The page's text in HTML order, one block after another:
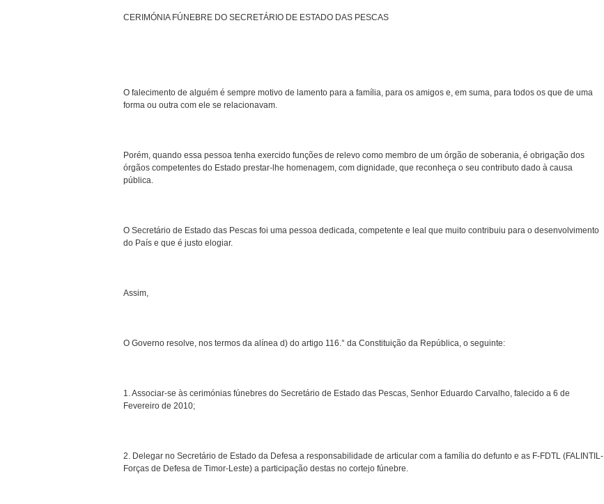
CERIMÓNIA FÚNEBRE DO SECRETÁRIO DE ESTADO DAS PESCAS
O falecimento de alguém é sempre motivo de lamento para a família, para os amigos e, em suma, para todos os que de uma
forma ou outra com ele se relacionavam.
Porém, quando essa pessoa tenha exercido funções de relevo como membro de um órgão de soberania, é obrigação dos
órgãos competentes do Estado prestar-lhe homenagem, com dignidade, que reconheça o seu contributo dado à causa
pública.
O Secretário de Estado das Pescas foi uma pessoa dedicada, competente e leal que muito contribuiu para o desenvolvimento
do País e que é justo elogiar.
Assim,
O Governo resolve, nos termos da alínea d) do artigo 116.° da Constituição da República, o seguinte:
1. Associar-se às cerimónias fúnebres do Secretário de Estado das Pescas, Senhor Eduardo Carvalho, falecido a 6 de
Fevereiro de 2010;
2. Delegar no Secretário de Estado da Defesa a responsabilidade de articular com a família do defunto e as F-FDTL (FALINTIL-
Forças de Defesa de Timor-Leste) a participação destas no cortejo fúnebre.